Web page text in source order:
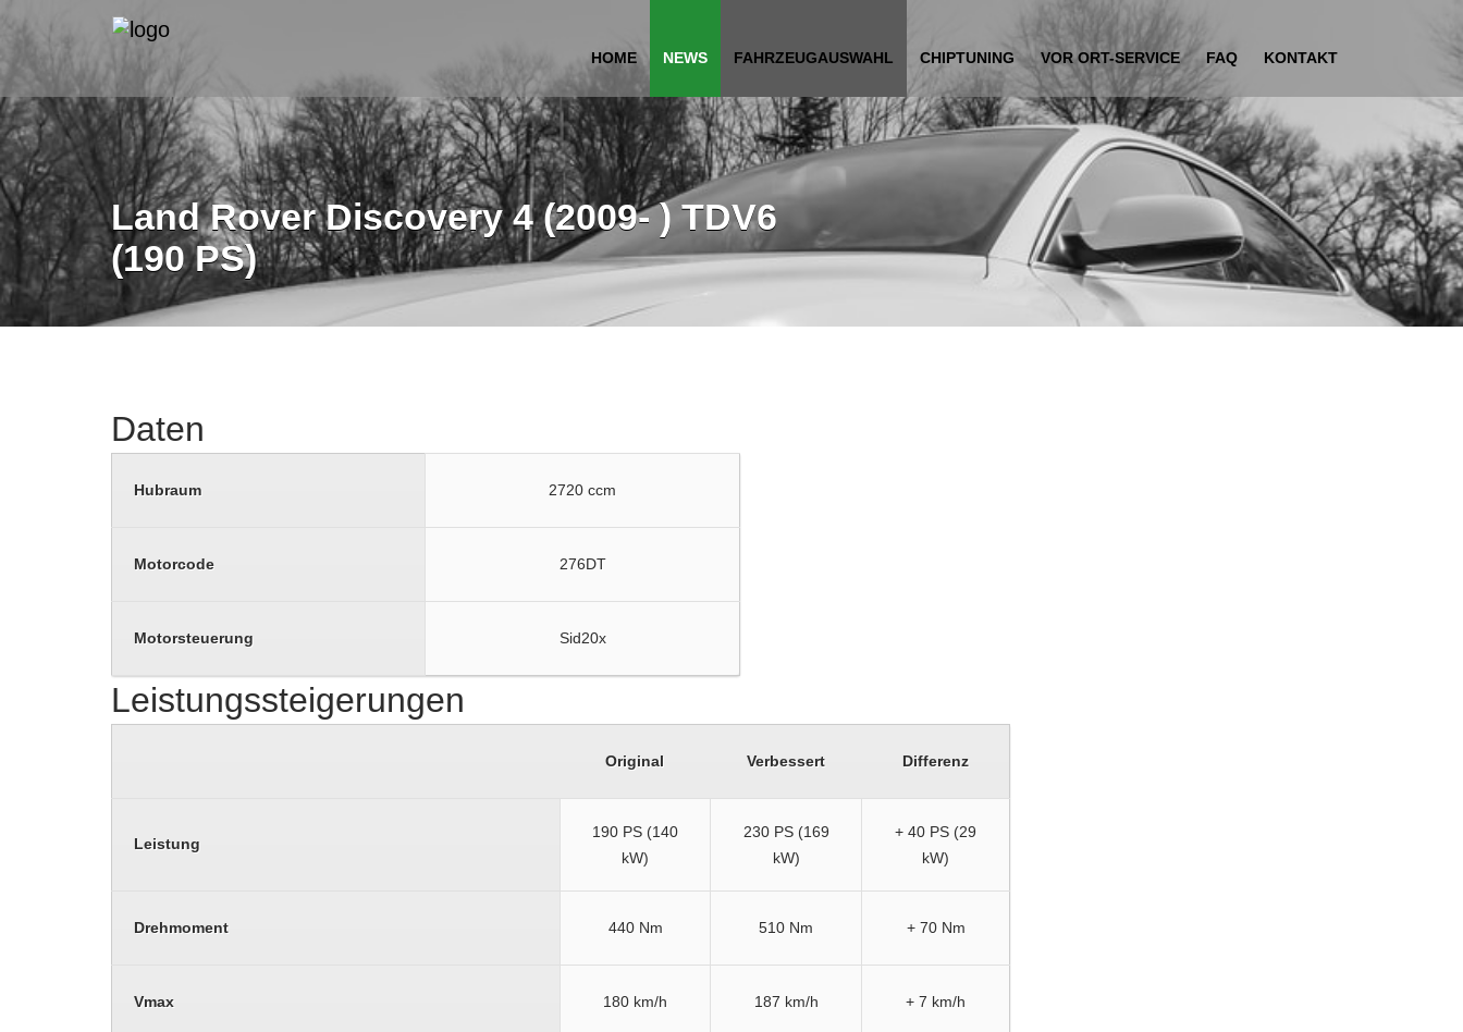
HOME NEWS FAHRZEUGAUSWAHL CHIPTUNING VOR ORT-SERVICE FAQ KONTAKT
Land Rover Discovery 4 (2009- ) TDV6
(190 PS)
Daten
Hubraum 2720 ccm
Motorcode 276DT
Motorsteuerung Sid20x
Leistungssteigerungen
Original Verbessert Differenz
Leistung
190 PS (140
kW)
230 PS (169
kW)
+ 40 PS (29
kW)
Drehmoment 440 Nm 510 Nm + 70 Nm
Vmax 180 km/h 187 km/h + 7 km/h